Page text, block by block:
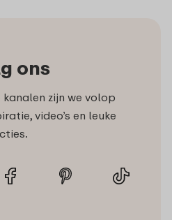
ons
zijn we volop
video’s en leuke